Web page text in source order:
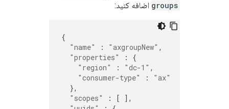
groups اضافه کنید:
{
"name"
: "axgroupNew" ,
"properties"
:
{
"region"
: "dc-1" ,
"consumer-type"
:
"ax"
},
"scopes"
: [
],